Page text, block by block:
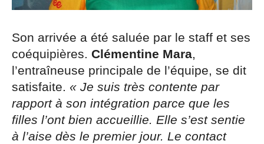
Son arrivée a été saluée par le staff et ses
coéquipières. Clémentine Mara,
l’entraîneuse principale de l’équipe, se dit
satisfaite. « Je suis très contente par
rapport à son intégration parce que les
filles l’ont bien accueillie. Elle s’est sentie
à l’aise dès le premier jour. Le contact